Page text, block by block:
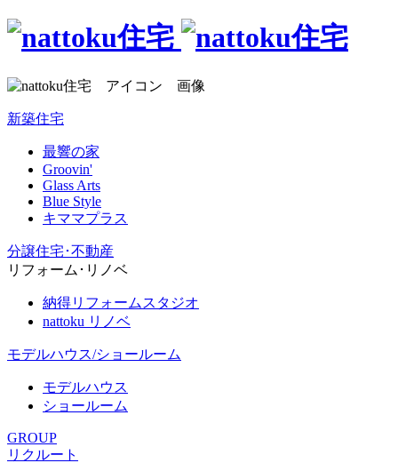
新築住宅
最響の家
Groovin'
Glass Arts
Blue Style
キママプラス
分譲住宅･不動産
リフォーム･リノベ
納得リフォームスタジオ
nattoku リノベ
モデルハウス/ショールーム
モデルハウス
ショールーム
GROUP
リクルート